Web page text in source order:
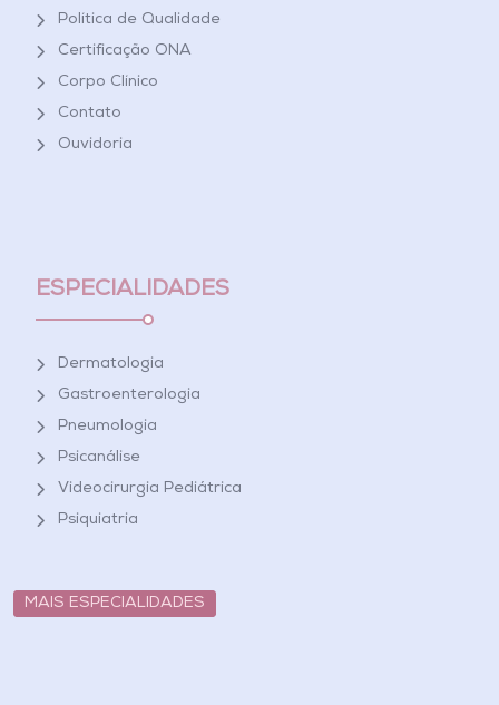
Política de Qualidade
Certificação ONA
Corpo Clínico
Contato
Ouvidoria
ESPECIALIDADES
Dermatologia
Gastroenterologia
Pneumologia
Psicanálise
Videocirurgia Pediátrica
Psiquiatria
MAIS ESPECIALIDADES